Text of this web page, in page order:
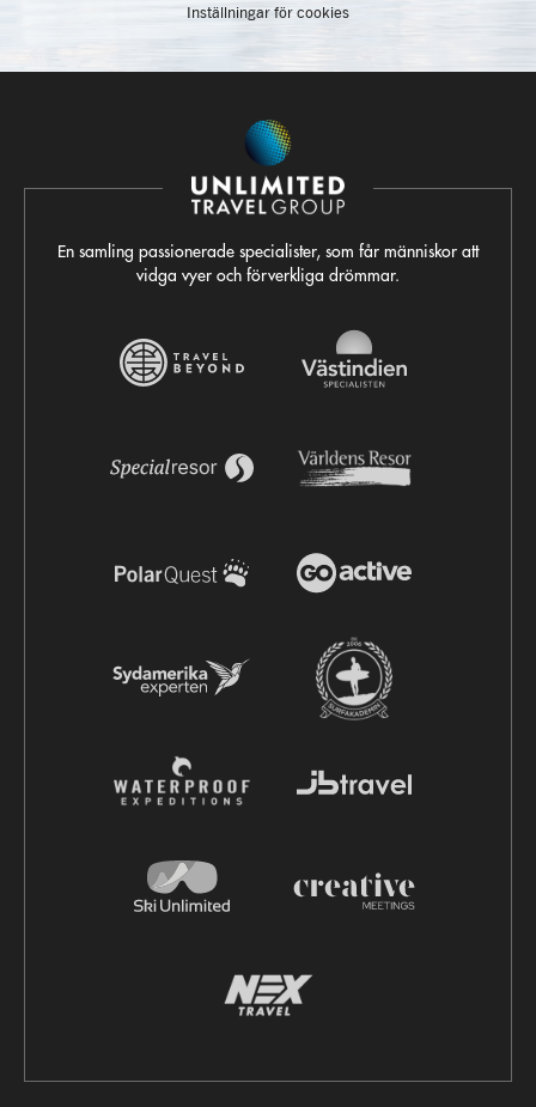
Inställningar för cookies
En samling passionerade specialister, som får människor att
vidga vyer och förverkliga drömmar.